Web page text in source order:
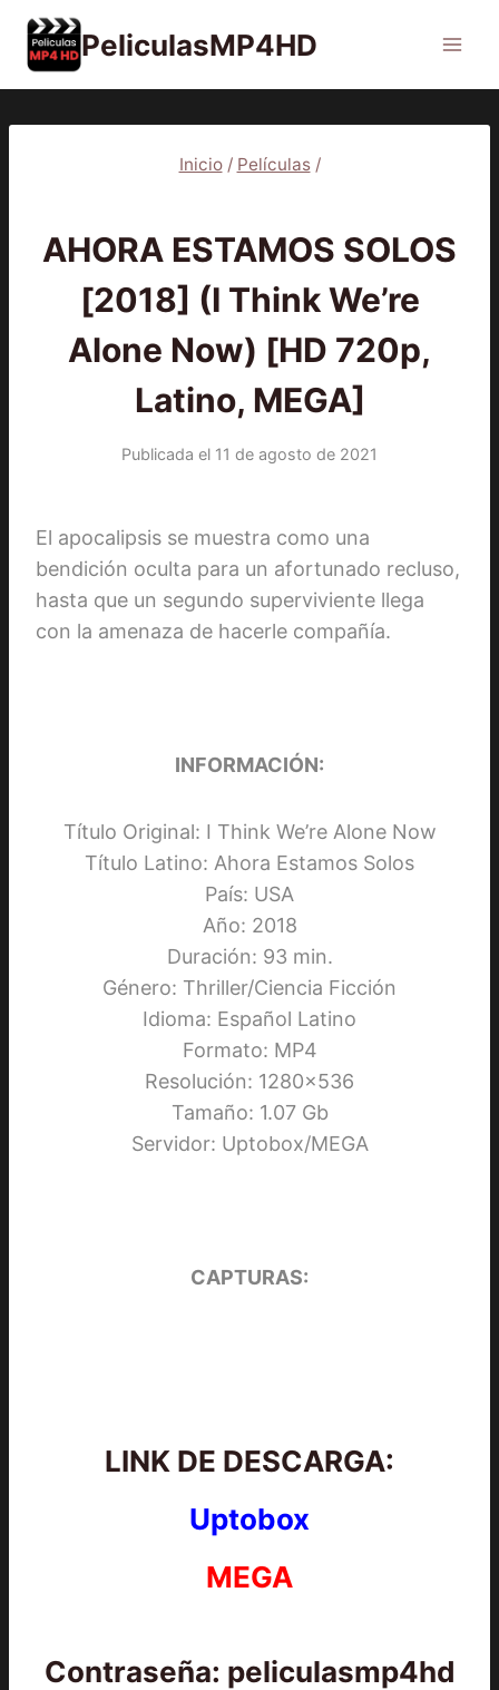
Saltar
contenido
PeliculasMP4HD
Inicio / Películas /
AHORA ESTAMOS SOLOS
[2018] (I Think We’re
Alone Now) [HD 720p,
Latino, MEGA]
Publicada el 11 de agosto de 2021
El apocalipsis se muestra como una
bendición oculta para un afortunado recluso,
hasta que un segundo superviviente llega
con la amenaza de hacerle compañía.
INFORMACIÓN:
Título Original: I Think We’re Alone Now
Título Latino: Ahora Estamos Solos
País: USA
Año: 2018
Duración: 93 min.
Género: Thriller/Ciencia Ficción
Idioma: Español Latino
Formato: MP4
Resolución: 1280×536
Tamaño: 1.07 Gb
Servidor: Uptobox/MEGA
CAPTURAS:
LINK DE DESCARGA:
Uptobox
MEGA
Contraseña: peliculasmp4hd